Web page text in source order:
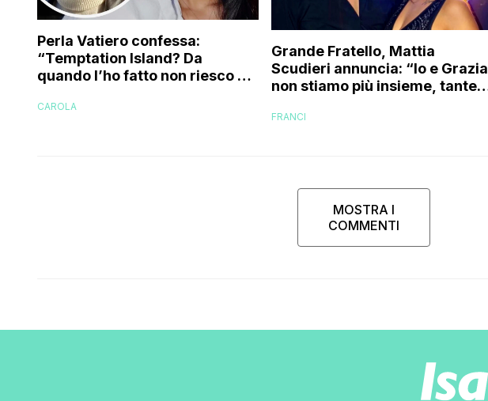
Perla Vatiero confessa:
“Temptation Island? Da
quando l’ho fatto non riesco più
CAROLA
Grande Fratello, Mattia
Scudieri annuncia: “Io e Grazia
non stiamo più insieme, tante
e…”
FRANCI
MOSTRA I
COMMENTI